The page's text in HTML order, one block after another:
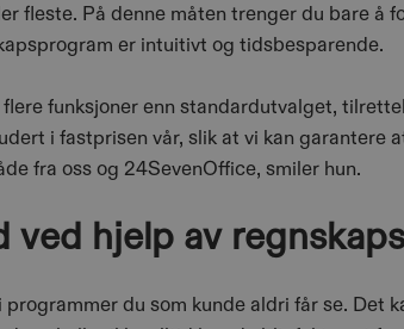
fleste. På denne måten trenger du bare å
er intuitivt og tidsbesparende.
funksjoner enn standardutvalget,
i fastprisen vår, slik at vi kan garantere
fra oss og 24SevenOffice, smiler hun.
ved hjelp av
du som kunde aldri får se. Det